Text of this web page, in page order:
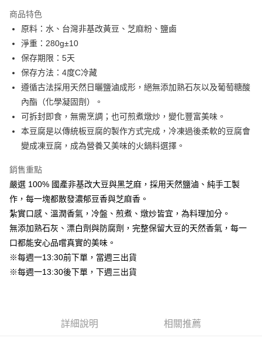
ATM付款
運送方式
冷藏7-11取貨(快速到店)
每筆NT$225，滿NT$1,500(含以上)免運費
冷藏宅配
每筆NT$225，滿NT$1,500(含以上)免運費
商品特色
原料：水、台灣非基改黃豆、芝麻粉、鹽鹵
淨重：280g±10
保存期限：5天
保存方法：4度C冷藏
遵循古法採用天然日曬鹽滷成形，絕無添加熟石灰以及葡萄糖酸
內酯（化學凝固劑）。
可拆封即食，無需烹調；也可煎煮燉炒，變化豐富美味。
本豆腐是以傳統板豆腐的製作方式完成，冷凍過後柔軟的豆腐會
變成凍豆腐，成為營養又美味的火鍋料選擇。
銷售重點
嚴選 100% 國產非基改大豆與黑芝麻，採用天然鹽滷、純手工製
作，每一塊都散發濃郁豆香與芝麻香。
紮實口感、溫潤香氣，冷盤、煎煮、燉炒皆宜，為料理加分。
無添加熟石灰、漂白劑與防腐劑，完整保留大豆的天然香氣，每一
口都能安心品嚐真實的美味。
※每週一13:30前下單，當週三出貨
※每週一13:30後下單，下週三出貨
詳細說明 相關推薦